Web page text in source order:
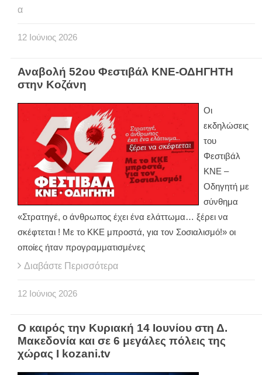
α
12 Ιούνιος 2026
Αναβολή 52ου Φεστιβάλ ΚΝΕ-ΟΔΗΓΗΤΗ
στην Κοζάνη
Οι
εκδηλώσεις
του
Φεστιβάλ
ΚΝΕ –
Οδηγητή με
σύνθημα
«Στρατηγέ, ο άνθρωπος έχει ένα ελάττωμα… ξέρει να
σκέφτεται ! Με το ΚΚΕ μπροστά, για τον Σοσιαλισμό!» οι
οποίες ήταν προγραμματισμένες
Διαβάστε Περισσότερα
12 Ιούνιος 2026
Ο καιρός την Κυριακή 14 Ιουνίου στη Δ.
Μακεδονία και σε 6 μεγάλες πόλεις της
χώρας Ι kozani.tv